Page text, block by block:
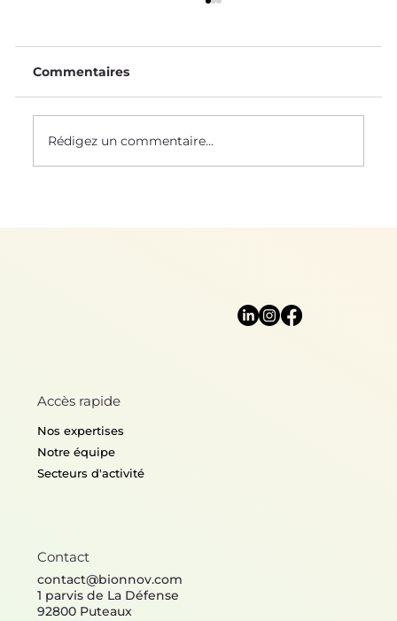
Le Saviez-Vous ? #58
Commentaires
Rédigez un commentaire...
Accès rapide
Nos expertises
Notre équipe
Secteurs d'activité
Contact
contact@bionnov.com
1 parvis de La Défense
92800 Puteaux